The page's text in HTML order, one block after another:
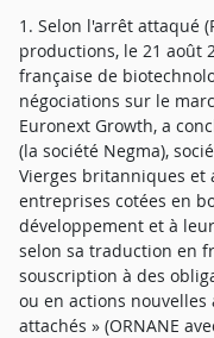
1. Selon l'arrêt attaqué
productions, le 21 août
française de
négociations sur le
Euronext Growth, a
(la société Negma),
Vierges britanniques
entreprises cotées en
développement et à
selon sa traduction en
souscription à des
ou en actions
attachés » (ORNANE